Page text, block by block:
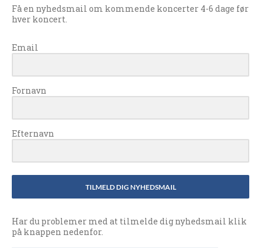
Få en nyhedsmail om kommende koncerter 4-6 dage før
hver koncert.
Email
Fornavn
Efternavn
TILMELD DIG NYHEDSMAIL
Har du problemer med at tilmelde dig nyhedsmail klik
på knappen nedenfor.